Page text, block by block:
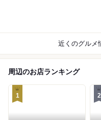
近くのグルメ
周辺のお店ランキング
1 2